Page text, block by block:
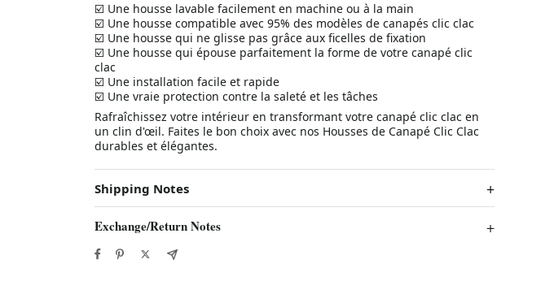
☑️ Une housse lavable facilement en machine ou à la main
☑️ Une housse compatible avec 95% des modèles de canapés clic clac
☑️ Une housse qui ne glisse pas grâce aux ficelles de fixation
☑️ Une housse qui épouse parfaitement la forme de votre canapé clic
clac
☑️ Une installation facile et rapide
☑️ Une vraie protection contre la saleté et les tâches
Rafraîchissez votre intérieur en transformant votre canapé clic clac en
un clin d'œil. Faites le bon choix avec nos Housses de Canapé Clic Clac
durables et élégantes.
Shipping Notes
Exchange/Return Notes